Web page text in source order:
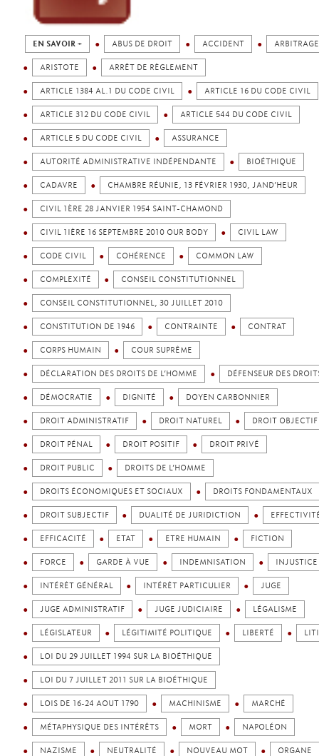
EN SAVOIR + ABUS DE DROIT ACCIDENT ARBITRAGE
ARISTOTE ARRÊT DE RÈGLEMENT
ARTICLE 1384 AL.1 DU CODE CIVIL ARTICLE 16 DU CODE CIVIL
ARTICLE 312 DU CODE CIVIL ARTICLE 544 DU CODE CIVIL
ARTICLE 5 DU CODE CIVIL ASSURANCE
AUTORITÉ ADMINISTRATIVE INDÉPENDANTE BIOÉTHIQUE
CADAVRE CHAMBRE RÉUNIE, 13 FÉVRIER 1930, JAND’HEUR
CIVIL 1ÈRE 28 JANVIER 1954 SAINT-CHAMOND
CIVIL 1IÈRE 16 SEPTEMBRE 2010 OUR BODY CIVIL LAW
CODE CIVIL COHÉRENCE COMMON LAW
COMPLEXITÉ CONSEIL CONSTITUTIONNEL
CONSEIL CONSTITUTIONNEL, 30 JUILLET 2010
CONSTITUTION DE 1946 CONTRAINTE CONTRAT
CORPS HUMAIN COUR SUPRÊME
DÉCLARATION DES DROITS DE L’HOMME DÉFENSEUR DES
DÉMOCRATIE DIGNITÉ DOYEN CARBONNIER
DROIT ADMINISTRATIF DROIT NATUREL DROIT OBJECTIF
DROIT PÉNAL DROIT POSITIF DROIT PRIVÉ
DROIT PUBLIC DROITS DE L’HOMME
DROITS ÉCONOMIQUES ET SOCIAUX DROITS FONDAMENTAUX
DROIT SUBJECTIF DUALITÉ DE JURIDICTION
EFFICACITÉ ETAT ETRE HUMAIN FICTION
FORCE GARDE À VUE INDEMNISATION INJUSTICE
INTÉRÊT GÉNÉRAL INTÉRÊT PARTICULIER JUGE
JUGE ADMINISTRATIF JUGE JUDICIAIRE LÉGALISME
LÉGISLATEUR LÉGITIMITÉ POLITIQUE LIBERTÉ
LOI DU 29 JUILLET 1994 SUR LA BIOÉTHIQUE
LOI DU 7 JUILLET 2011 SUR LA BIOÉTHIQUE
LOIS DE 16-24 AOUT 1790 MACHINISME MARCHÉ
MÉTAPHYSIQUE DES INTÉRÊTS MORT NAPOLÉON
NAZISME NEUTRALITÉ NOUVEAU MOT ORGANE